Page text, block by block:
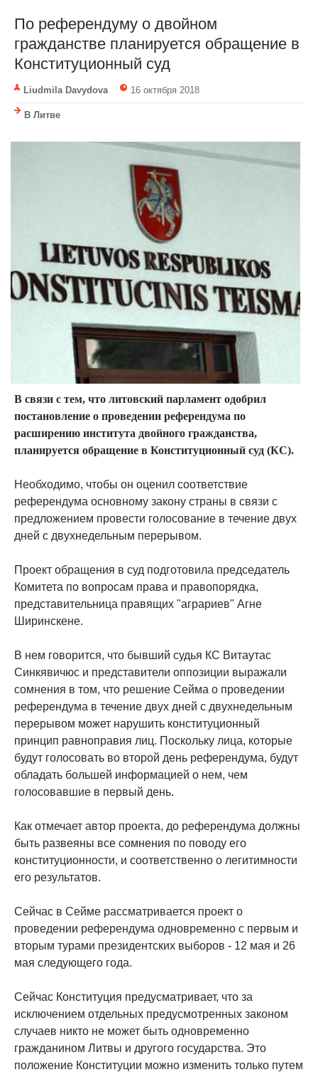
По референдуму о двойном
гражданстве планируется обращение в
Конституционный суд
Liudmila Davydova 16 октября 2018
В Литве
В связи с тем, что литовский парламент одобрил
постановление о проведении референдума по
расширению института двойного гражданства,
планируется обращение в Конституционный суд (КС).
Необходимо, чтобы он оценил соответствие
референдума основному закону страны в связи с
предложением провести голосование в течение двух
дней с двухнедельным перерывом.
Проект обращения в суд подготовила председатель
Комитета по вопросам права и правопорядка,
представительница правящих "аграриев" Агне
Ширинскене.
В нем говорится, что бывший судья КС Витаутас
Синкявичюс и представители оппозиции выражали
сомнения в том, что решение Сейма о проведении
референдума в течение двух дней с двухнедельным
перерывом может нарушить конституционный
принцип равноправия лиц. Поскольку лица, которые
будут голосовать во второй день референдума, будут
обладать большей информацией о нем, чем
голосовавшие в первый день.
Как отмечает автор проекта, до референдума должны
быть развеяны все сомнения по поводу его
конституционности, и соответственно о легитимности
его результатов.
Сейчас в Сейме рассматривается проект о
проведении референдума одновременно с первым и
вторым турами президентских выборов - 12 мая и 26
мая следующего года.
Сейчас Конституция предусматривает, что за
исключением отдельных предусмотренных законом
случаев никто не может быть одновременно
гражданином Литвы и другого государства. Это
положение Конституции можно изменить только путем